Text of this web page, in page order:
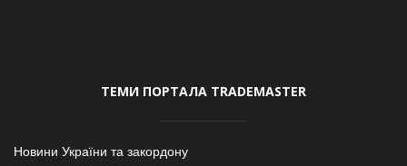
ТЕМИ ПОРТАЛА TRADEMASTER
Новини України та закордону